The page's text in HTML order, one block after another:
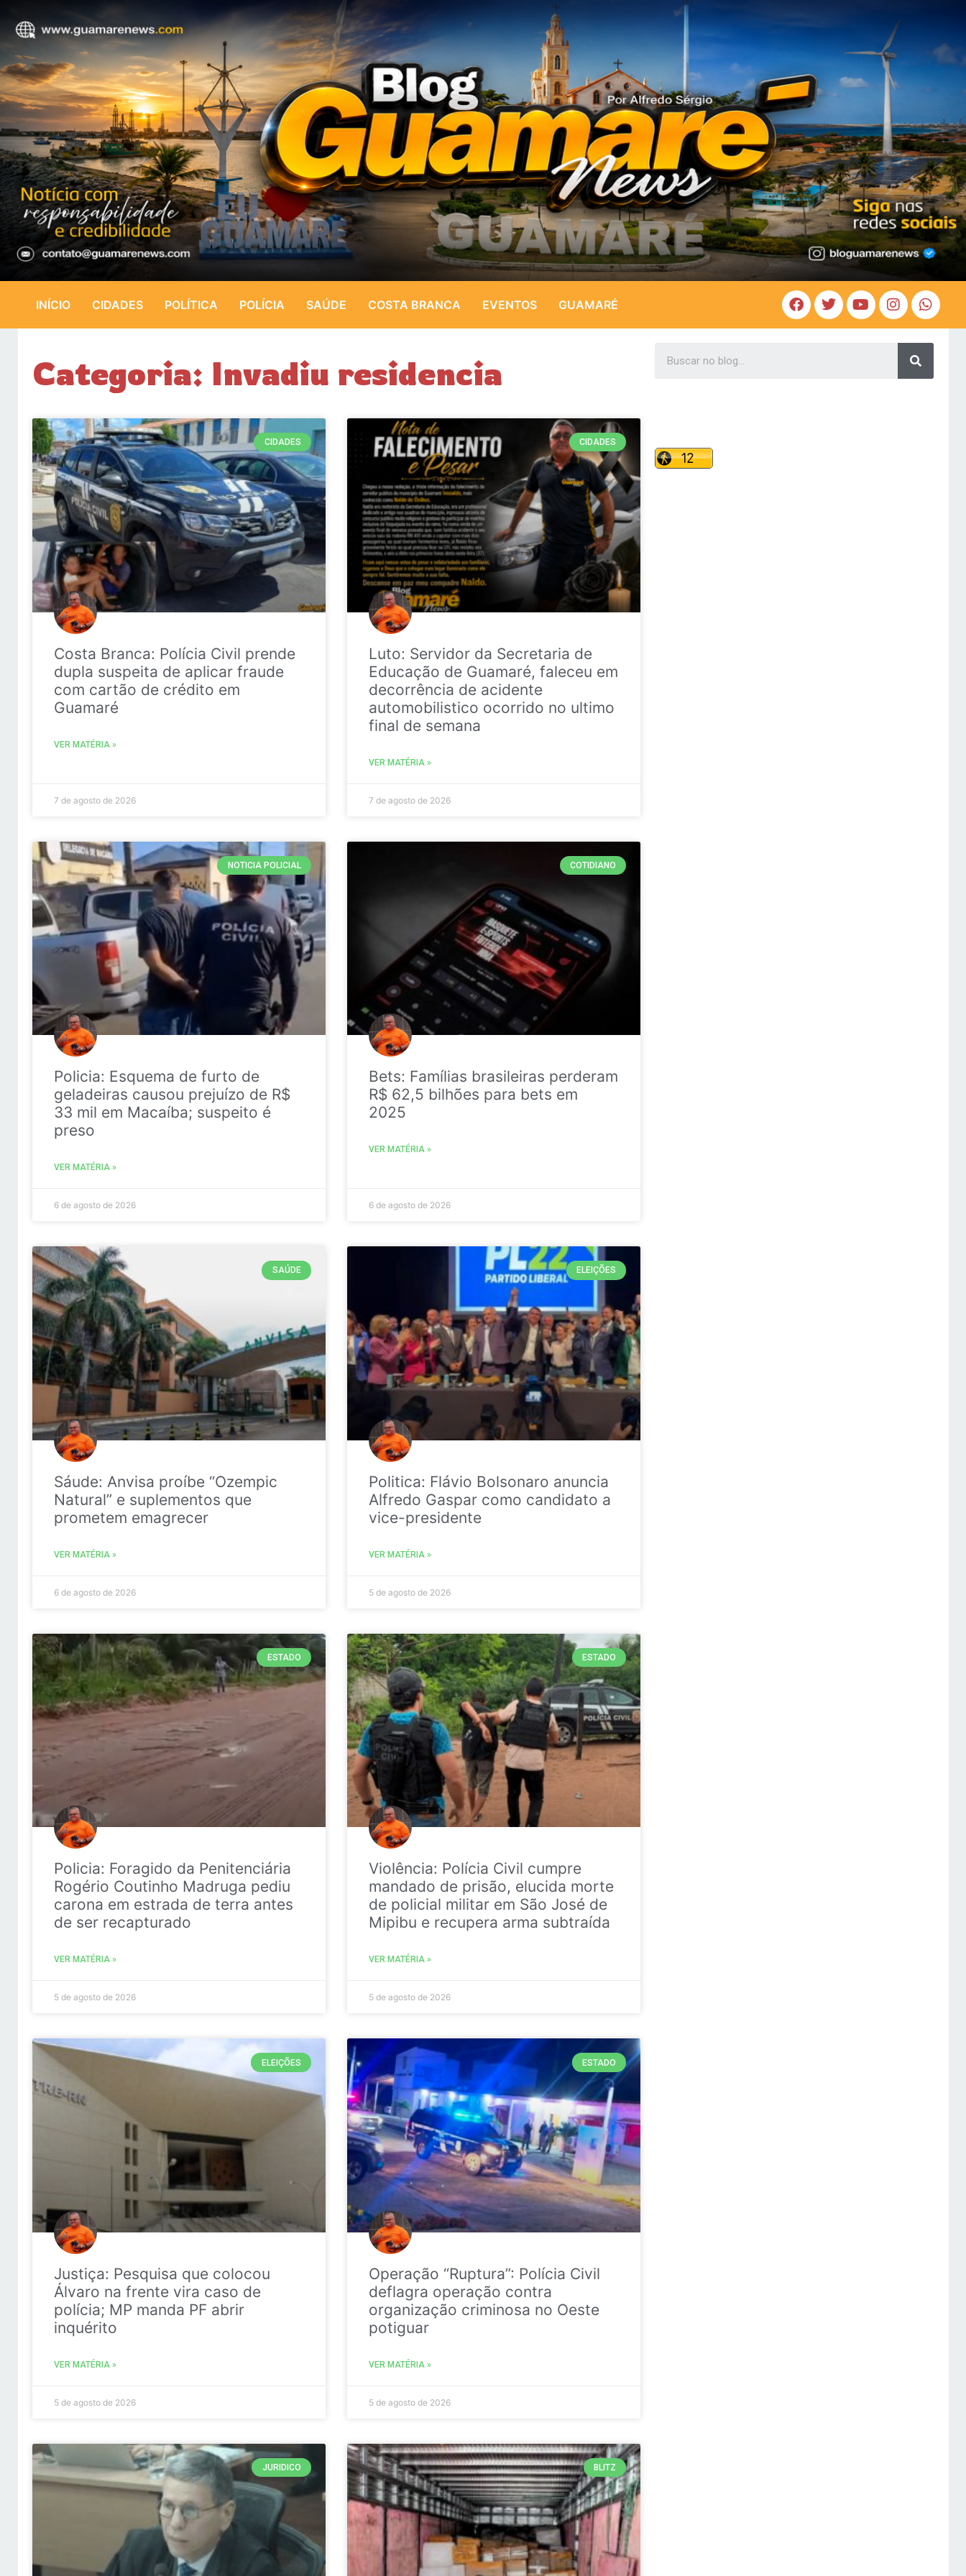
INÍCIO CIDADES POLÍTICA POLÍCIA SAÚDE COSTA BRANCA EVENTOS GUAMARÉ
Categoria: Invadiu residencia
CIDADES
Costa Branca: Polícia Civil prende
dupla suspeita de aplicar fraude
com cartão de crédito em
Guamaré
VER MATÉRIA »
7 de agosto de 2026
CIDADES
Luto: Servidor da Secretaria de
Educação de Guamaré, faleceu em
decorrência de acidente
automobilistico ocorrido no ultimo
final de semana
VER MATÉRIA »
7 de agosto de 2026
NOTICIA POLICIAL
Policia: Esquema de furto de
geladeiras causou prejuízo de R$
33 mil em Macaíba; suspeito é
preso
VER MATÉRIA »
6 de agosto de 2026
COTIDIANO
Bets: Famílias brasileiras perderam
R$ 62,5 bilhões para bets em
2025
VER MATÉRIA »
6 de agosto de 2026
SAÚDE
Sáude: Anvisa proíbe “Ozempic
Natural” e suplementos que
prometem emagrecer
VER MATÉRIA »
6 de agosto de 2026
ELEIÇÕES
Politica: Flávio Bolsonaro anuncia
Alfredo Gaspar como candidato a
vice-presidente
VER MATÉRIA »
5 de agosto de 2026
ESTADO
Policia: Foragido da Penitenciária
Rogério Coutinho Madruga pediu
carona em estrada de terra antes
de ser recapturado
VER MATÉRIA »
5 de agosto de 2026
ESTADO
Violência: Polícia Civil cumpre
mandado de prisão, elucida morte
de policial militar em São José de
Mipibu e recupera arma subtraída
VER MATÉRIA »
5 de agosto de 2026
ELEIÇÕES
Justiça: Pesquisa que colocou
Álvaro na frente vira caso de
polícia; MP manda PF abrir
inquérito
VER MATÉRIA »
5 de agosto de 2026
ESTADO
Operação “Ruptura”: Polícia Civil
deflagra operação contra
organização criminosa no Oeste
potiguar
VER MATÉRIA »
5 de agosto de 2026
JURIDICO BLITZ